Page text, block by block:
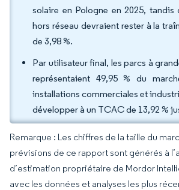
solaire en Pologne en 2025, tandis
hors réseau devraient rester à la
de 3,98 %.
Par utilisateur final, les parcs à
représentaient 49,95 % du
installations commerciales et
développer à un TCAC de 13,92 %
Remarque : Les chiffres de la taille du
prévisions de ce rapport sont générés à
d’estimation propriétaire de Mordor
avec les données et analyses les plus